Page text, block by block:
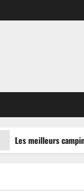
Les meilleurs